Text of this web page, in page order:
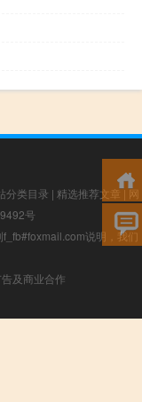
分类目录 | 精选推荐文章|网
号
说明，我们
及商业合作